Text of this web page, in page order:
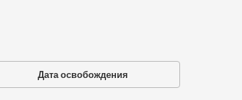
Дата освобождения